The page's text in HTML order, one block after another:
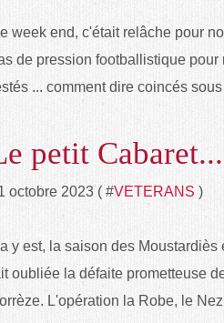
week end, c'était relâche pour
de pression footballistique
... comment dire coincés
petit
octobre 2023 ( #VETERANS )
y est, la saison des
oubliée la défaite prometteuse
L'opération la Robe, le